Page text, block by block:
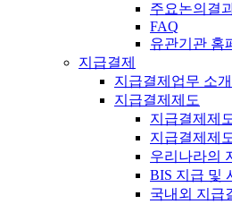
주요논의결
FAQ
유관기관 홈
지급결제
지급결제업무 소개
지급결제제도
지급결제제
지급결제제
우리나라의
BIS 지급 및
국내외 지급